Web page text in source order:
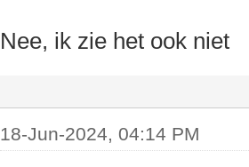
Nee, ik zie het ook niet
18-Jun-2024, 04:14 PM